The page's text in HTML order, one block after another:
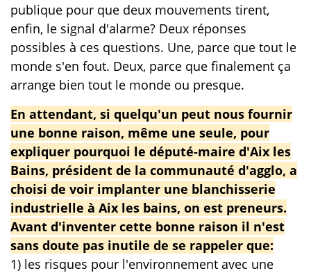
publique pour que deux mouvements tirent,
enfin, le signal d'alarme? Deux réponses
possibles à ces questions. Une, parce que tout le
monde s'en fout. Deux, parce que finalement ça
arrange bien tout le monde ou presque.
En attendant, si quelqu'un peut nous fournir
une bonne raison, même une seule, pour
expliquer pourquoi le député-maire d'Aix les
Bains, président de la communauté d'agglo, a
choisi de voir implanter une blanchisserie
industrielle à Aix les bains, on est preneurs.
Avant d'inventer cette bonne raison il n'est
sans doute pas inutile de se rappeler que:
1) les risques pour l'environnement avec une